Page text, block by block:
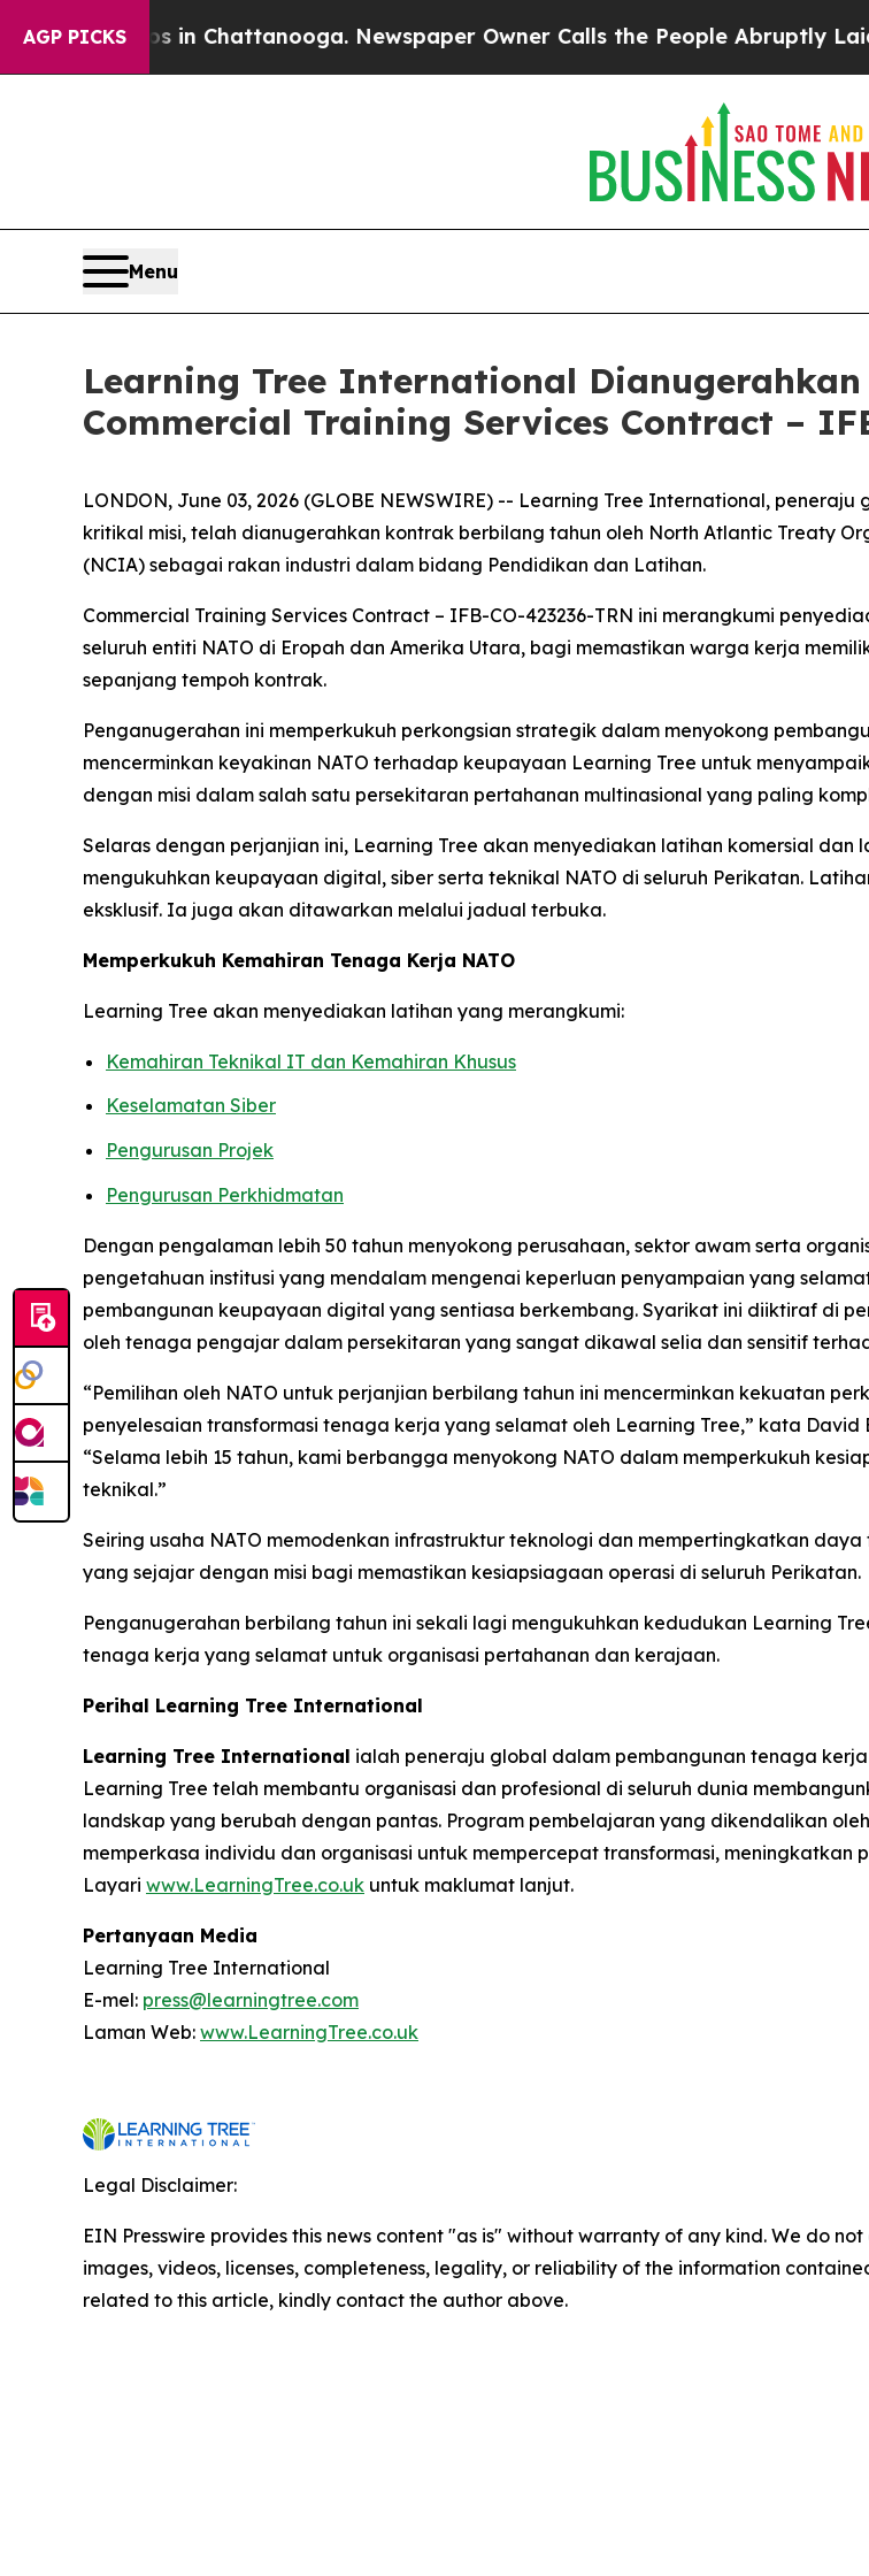
AGP PICKS
Chaos in Chattanooga. Newspaper Owner Calls the People Abruptly Laid off
Menu
Learning Tree International
Commercial Training Services Contract –
LONDON, June 03, 2026 (GLOBE NEWSWIRE) -- Learning Tree International,
kritikal misi, telah dianugerahkan kontrak berbilang tahun oleh North Atlantic Treaty
(NCIA) sebagai rakan industri dalam bidang Pendidikan dan Latihan.
Commercial Training Services Contract – IFB-CO-423236-TRN ini merangkumi
seluruh entiti NATO di Eropah dan Amerika Utara, bagi memastikan warga kerja
sepanjang tempoh kontrak.
Penganugerahan ini memperkukuh perkongsian strategik dalam menyokong
mencerminkan keyakinan NATO terhadap keupayaan Learning Tree untuk
dengan misi dalam salah satu persekitaran pertahanan multinasional yang paling
Selaras dengan perjanjian ini, Learning Tree akan menyediakan latihan komersial
mengukuhkan keupayaan digital, siber serta teknikal NATO di seluruh Perikatan.
eksklusif. Ia juga akan ditawarkan melalui jadual terbuka.
Memperkukuh Kemahiran Tenaga Kerja NATO
Learning Tree akan menyediakan latihan yang merangkumi:
Kemahiran Teknikal IT dan Kemahiran Khusus
Keselamatan Siber
Pengurusan Projek
Pengurusan Perkhidmatan
Dengan pengalaman lebih 50 tahun menyokong perusahaan, sektor awam serta
pengetahuan institusi yang mendalam mengenai keperluan penyampaian yang
pembangunan keupayaan digital yang sentiasa berkembang. Syarikat ini diiktiraf di
oleh tenaga pengajar dalam persekitaran yang sangat dikawal selia dan sensitif
“Pemilihan oleh NATO untuk perjanjian berbilang tahun ini mencerminkan kekuatan
penyelesaian transformasi tenaga kerja yang selamat oleh Learning Tree,” kata
“Selama lebih 15 tahun, kami berbangga menyokong NATO dalam memperkukuh
teknikal.”
Seiring usaha NATO memodenkan infrastruktur teknologi dan mempertingkatkan
yang sejajar dengan misi bagi memastikan kesiapsiagaan operasi di seluruh Perikatan.
Penganugerahan berbilang tahun ini sekali lagi mengukuhkan kedudukan Learning
tenaga kerja yang selamat untuk organisasi pertahanan dan kerajaan.
Perihal Learning Tree International
Learning Tree International ialah peneraju global dalam pembangunan tenaga
Learning Tree telah membantu organisasi dan profesional di seluruh dunia
landskap yang berubah dengan pantas. Program pembelajaran yang dikendalikan
memperkasa individu dan organisasi untuk mempercepat transformasi, meningkatkan
Layari www.LearningTree.co.uk untuk maklumat lanjut.
Pertanyaan Media
Learning Tree International
E-mel: press@learningtree.com
Laman Web: www.LearningTree.co.uk
Legal Disclaimer:
EIN Presswire provides this news content "as is" without warranty of any kind. We do
images, videos, licenses, completeness, legality, or reliability of the information
related to this article, kindly contact the author above.